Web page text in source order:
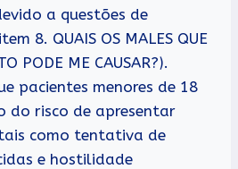
a questões de
8. QUAIS OS MALES QUE
PODE ME CAUSAR?).
pacientes menores de 18
do risco de apresentar
como tentativa de
e hostilidade